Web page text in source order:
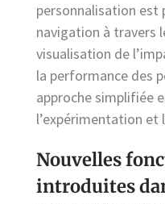
personnalisation
navigation à travers
visualisation de
la performance des
approche simplifiée
l’expérimentation et
Nouvelles
introduites